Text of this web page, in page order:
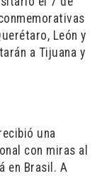
León y
a Tijuana y
una
con miras al
en Brasil. A